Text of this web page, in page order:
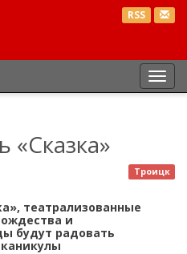
RSS
«Сказка»
Троицк
театрализованные
и
будут радовать